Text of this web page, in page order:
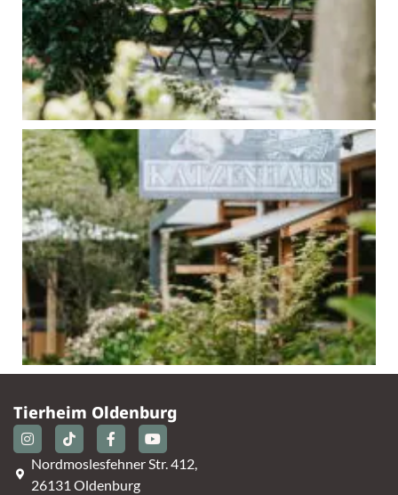
Tierheim Oldenburg
Nordmoslesfehner Str. 412,
26131 Oldenburg